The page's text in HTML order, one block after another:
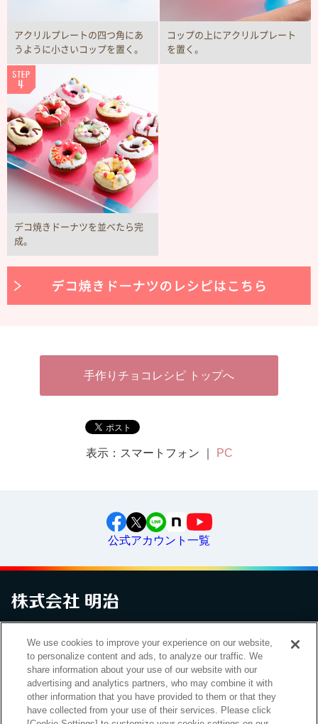
アクリルプレートの四つ角にあ
うように小さいコップを置く。
コップの上にアクリルプレート
を置く。
デコ焼きドーナツを並べたら完
成。
手作りチョコレシピ トップへ
表示：スマートフォン ｜ PC
公式アカウント一覧
お問い合わせ サイトマップ 個人情報保護について
電子公告
アクセシビリティへの対応方針ご利用規約明治グループのDX
Cookie Settings
We use cookies to improve your experience on our website,
to personalize content and ads, to analyze our traffic. We
share information about your use of our website with our
advertising and analytics partners, who may combine it with
other information that you have provided to them or that they
have collected from your use of their services. Please click